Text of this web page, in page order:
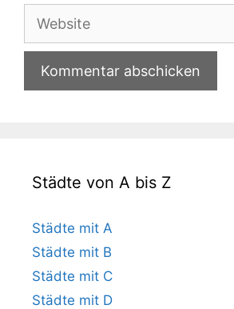
Adresse
Website
Städte von A bis Z
Städte mit A
Städte mit B
Städte mit C
Städte mit D